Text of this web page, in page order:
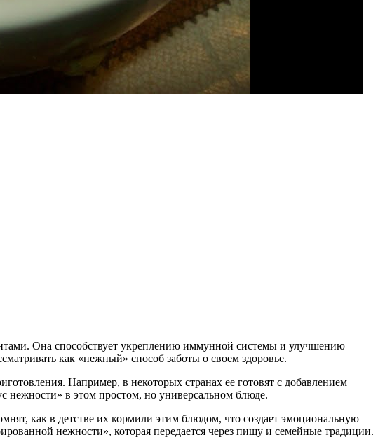
Она способствует укреплению иммунной системы и улучшению
как «нежный» способ заботы о своем здоровье.
Например, в некоторых странах ее готовят с добавлением
нежности» в этом простом, но универсальном блюде.
как в детстве их кормили этим блюдом, что создает эмоциональную
нежности», которая передается через пищу и семейные традиции.